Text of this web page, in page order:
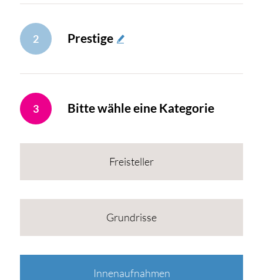
2 Prestige
3 Bitte wähle eine Kategorie
Freisteller
Grundrisse
Innenaufnahmen